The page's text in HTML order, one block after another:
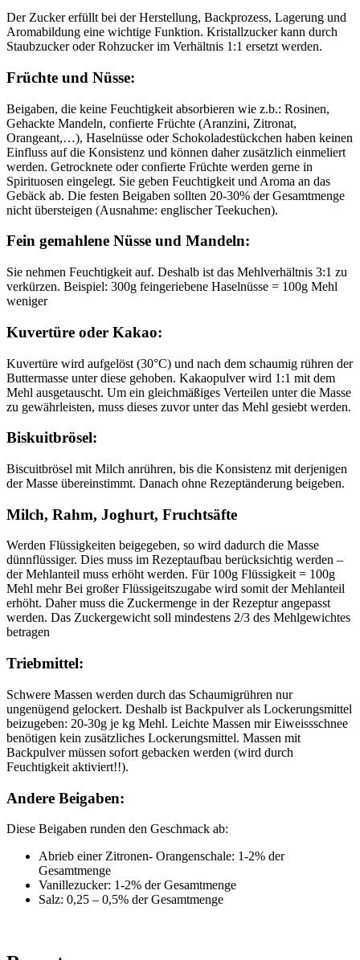
Der Zucker erfüllt bei der Herstellung, Backprozess, Lagerung und
Aromabildung eine wichtige Funktion. Kristallzucker kann durch
Staubzucker oder Rohzucker im Verhältnis 1:1 ersetzt werden.
Früchte und Nüsse:
Beigaben, die keine Feuchtigkeit absorbieren wie z.b.: Rosinen,
Gehackte Mandeln, confierte Früchte (Aranzini, Zitronat,
Orangeant,…), Haselnüsse oder Schokoladestückchen haben keinen
Einfluss auf die Konsistenz und können daher zusätzlich einmeliert
werden. Getrocknete oder confierte Früchte werden gerne in
Spirituosen eingelegt. Sie geben Feuchtigkeit und Aroma an das
Gebäck ab. Die festen Beigaben sollten 20-30% der Gesamtmenge
nicht übersteigen (Ausnahme: englischer Teekuchen).
Fein gemahlene Nüsse und Mandeln:
Sie nehmen Feuchtigkeit auf. Deshalb ist das Mehlverhältnis 3:1 zu
verkürzen. Beispiel: 300g feingeriebene Haselnüsse = 100g Mehl
weniger
Kuvertüre oder Kakao:
Kuvertüre wird aufgelöst (30°C) und nach dem schaumig rühren der
Buttermasse unter diese gehoben. Kakaopulver wird 1:1 mit dem
Mehl ausgetauscht. Um ein gleichmäßiges Verteilen unter die Masse
zu gewährleisten, muss dieses zuvor unter das Mehl gesiebt werden.
Biskuitbrösel:
Biscuitbrösel mit Milch anrühren, bis die Konsistenz mit derjenigen
der Masse übereinstimmt. Danach ohne Rezeptänderung beigeben.
Milch, Rahm, Joghurt, Fruchtsäfte
Werden Flüssigkeiten beigegeben, so wird dadurch die Masse
dünnflüssiger. Dies muss im Rezeptaufbau berücksichtig werden –
der Mehlanteil muss erhöht werden. Für 100g Flüssigkeit = 100g
Mehl mehr Bei großer Flüssigeitszugabe wird somit der Mehlanteil
erhöht. Daher muss die Zuckermenge in der Rezeptur angepasst
werden. Das Zuckergewicht soll mindestens 2/3 des Mehlgewichtes
betragen
Triebmittel:
Schwere Massen werden durch das Schaumigrühren nur
ungenügend gelockert. Deshalb ist Backpulver als Lockerungsmittel
beizugeben: 20-30g je kg Mehl. Leichte Massen mir Eiweissschnee
benötigen kein zusätzliches Lockerungsmittel. Massen mit
Backpulver müssen sofort gebacken werden (wird durch
Feuchtigkeit aktiviert!!).
Andere Beigaben:
Diese Beigaben runden den Geschmack ab:
Abrieb einer Zitronen- Orangenschale: 1-2% der
Gesamtmenge
Vanillezucker: 1-2% der Gesamtmenge
Salz: 0,25 – 0,5% der Gesamtmenge